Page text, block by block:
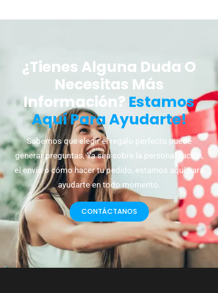
¿Tienes Alguna Duda O
Necesitas Más
Información? Estamos
Aquí Para Ayudarte!
Sabemos que elegir el regalo perfecto puede
generar preguntas. Ya sea sobre la personalización,
el envío o cómo hacer tu pedido, estamos aquí para
ayudarte en todo momento.
CONTÁCTANOS